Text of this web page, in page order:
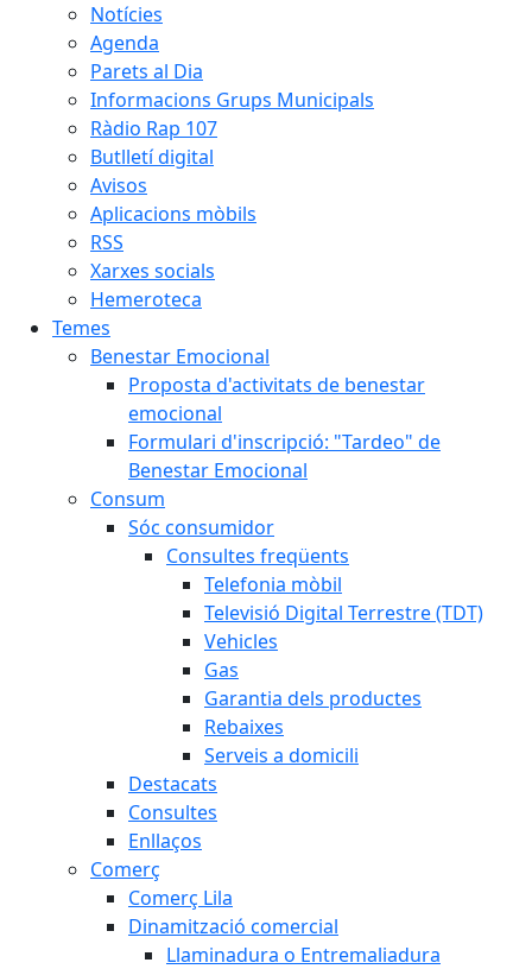
Notícies
Agenda
Parets al Dia
Informacions Grups Municipals
Ràdio Rap 107
Butlletí digital
Avisos
Aplicacions mòbils
RSS
Xarxes socials
Hemeroteca
Temes
Benestar Emocional
Proposta d'activitats de benestar
emocional
Formulari d'inscripció: "Tardeo" de
Benestar Emocional
Consum
Sóc consumidor
Consultes freqüents
Telefonia mòbil
Televisió Digital Terrestre (TDT)
Vehicles
Gas
Garantia dels productes
Rebaixes
Serveis a domicili
Destacats
Consultes
Enllaços
Comerç
Comerç Lila
Dinamització comercial
Llaminadura o Entremaliadura